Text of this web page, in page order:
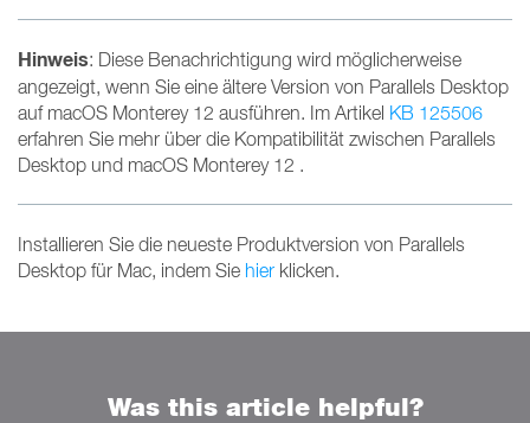
Hinweis: Diese Benachrichtigung wird möglicherweise
angezeigt, wenn Sie eine ältere Version von Parallels Desktop
auf macOS Monterey 12 ausführen. Im Artikel KB 125506
erfahren Sie mehr über die Kompatibilität zwischen Parallels
Desktop und macOS Monterey 12 .
Installieren Sie die neueste Produktversion von Parallels
Desktop für Mac, indem Sie hier klicken.
Was this article helpful?